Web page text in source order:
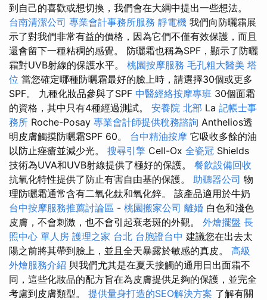
到自己的喜歡或想切換，我們會在大綱中提出一些想法。
台南清潔公司 專業會計事務所服務 靜電機 我們向防曬霜展
示了對我們非常有益的價格，因為它們不僅有效保護，而且
還會留下一種粘稠的感覺。 防曬霜也稱為SPF，顯示了防曬
霜對UVB射線的保護水平。 桃園按摩服務 毛孔粗大醫美 塔
位 當您確定哪種防曬霜最好的臉上時，請選擇30個或更多
SPF。 九種化妝品參與了SPF 中醫經絡按摩專班 30個面霜
的資格，其中只有4種經過測試。 安養院 北部 La 記帳士事
務所 Roche-Posay 專業會計師提供稅務諮詢 Anthelios透
明皮膚觸摸防曬霜SPF 60。 台中精油按摩 它吸收多餘的油
以防止痤瘡並減少光。 搜尋引擎 Cell-Ox 全瓷冠 Shields
技術為UVA和UVB射線提供了極好的保護。 餐飲設備回收
抗氧化特性提供了防止有害自由基的保護。 助聽器公司 物
理防曬霜通常含有二氧化鈦和氧化鋅。 該產品適用於牛奶
台中按摩服務推薦討論區 - 桃園搬家公司 離婚 白色和淺色
皮膚，不會刺激，也不會引起衰老斑的外觀。 外燴擺盤 長
照中心 單人房 護理之家 台北 台胞證台中 建議您在出去太
陽之前將其帶到臉上，並且全天暴露於敏感的真皮。 高級
外燴服務介紹 與我們尤其是在夏天接觸的通用日出面霜不
同，這些化妝品的配方旨在為皮膚提供足夠的保護，並完全
考慮到皮膚類型。 提供量身打造的SEO解決方案 了解有關